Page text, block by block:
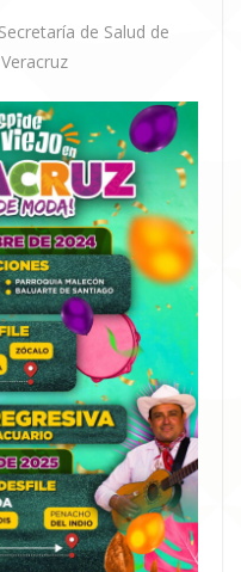
Secretaría de Salud de